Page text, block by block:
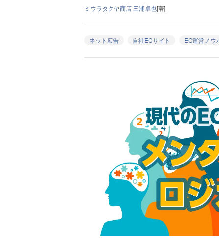
ミウラタクヤ商店 三浦卓也[著]
ネット広告 自社ECサイト EC運営ノウ